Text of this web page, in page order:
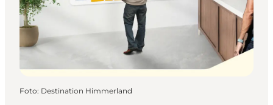
Foto: Destination Himmerland